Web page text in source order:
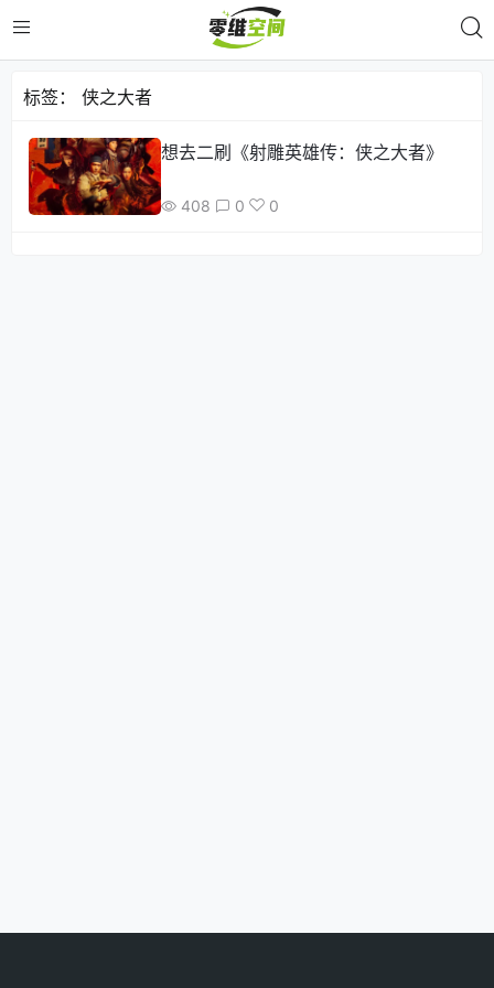
标签： 侠之大者
想去二刷《射雕英雄传：侠之大者》
408 0 0